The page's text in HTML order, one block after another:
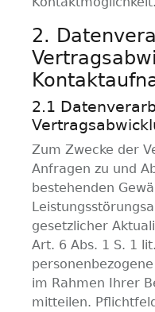
2.
2.1
Zum Zwecke der
Anfragen zu und
bestehenden
gesetzlicher
Art. 6 Abs. 1 S. 1
im Rahmen Ihrer
mitteilen.